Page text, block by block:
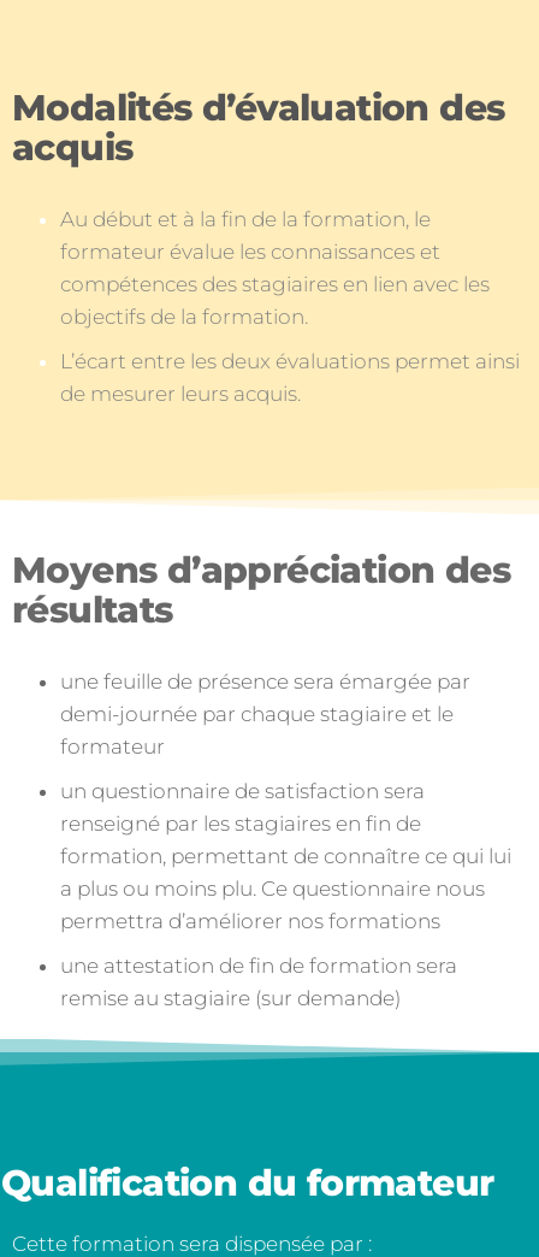
Modalités d’évaluation des
acquis
Au début et à la fin de la formation, le
formateur évalue les connaissances et
compétences des stagiaires en lien avec les
objectifs de la formation.
L’écart entre les deux évaluations permet ainsi
de mesurer leurs acquis.
Moyens d’appréciation des
résultats
une feuille de présence sera émargée par
demi-journée par chaque stagiaire et le
formateur
un questionnaire de satisfaction sera
renseigné par les stagiaires en fin de
formation, permettant de connaître ce qui lui
a plus ou moins plu. Ce questionnaire nous
permettra d’améliorer nos formations
une attestation de fin de formation sera
remise au stagiaire (sur demande)
Qualification du formateur
Cette formation sera dispensée par :